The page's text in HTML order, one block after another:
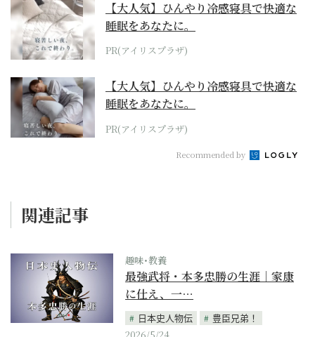
【大人気】ひんやり冷感寝具で快適な
睡眠をあなたに。
PR(アイリスプラザ)
【大人気】ひんやり冷感寝具で快適な
睡眠をあなたに。
PR(アイリスプラザ)
Recommended by
関連記事
趣味･教養
最強武将・本多忠勝の生涯｜家康
に仕え、一…
日本史人物伝
豊臣兄弟！